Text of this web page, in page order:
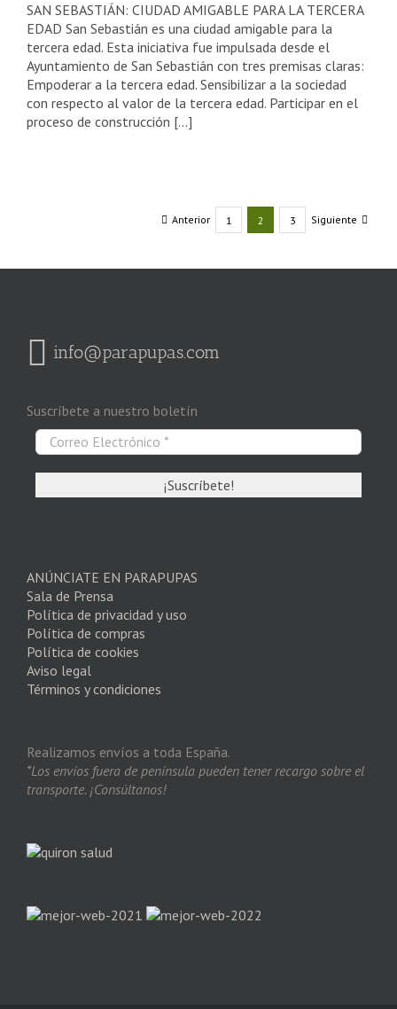
SAN SEBASTIÁN: CIUDAD AMIGABLE PARA LA TERCERA
EDAD San Sebastián es una ciudad amigable para la
tercera edad. Esta iniciativa fue impulsada desde el
Ayuntamiento de San Sebastián con tres premisas claras:
Empoderar a la tercera edad. Sensibilizar a la sociedad
con respecto al valor de la tercera edad. Participar en el
proceso de construcción [...]
Anterior 1 2 3 Siguiente
info@parapupas.com
Suscríbete a nuestro boletín
ANÚNCIATE EN PARAPUPAS
Sala de Prensa
Política de privacidad y uso
Política de compras
Política de cookies
Aviso legal
Términos y condiciones
Realizamos envíos a toda España.
*Los envíos fuera de península pueden tener recargo sobre el
transporte. ¡Consúltanos!